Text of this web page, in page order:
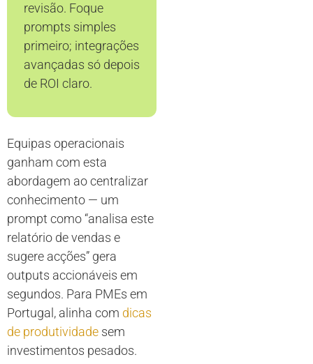
revisão. Foque
prompts simples
primeiro; integrações
avançadas só depois
de ROI claro.
Equipas operacionais
ganham com esta
abordagem ao centralizar
conhecimento — um
prompt como “analisa este
relatório de vendas e
sugere acções” gera
outputs accionáveis em
segundos. Para PMEs em
Portugal, alinha com dicas
de produtividade sem
investimentos pesados.